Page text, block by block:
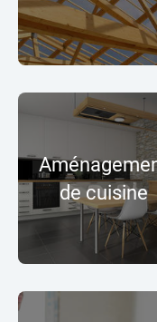
de cuisine